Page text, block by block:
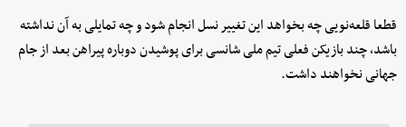
قطعا قلعه‌نویی چه بخواهد این تغییر نسل انجام شود و چه تمایلی به آن نداشته
باشد، چند بازیکن فعلی تیم ملی شانسی برای پوشیدن دوباره پیراهن بعد از جام
جهانی نخواهند داشت.